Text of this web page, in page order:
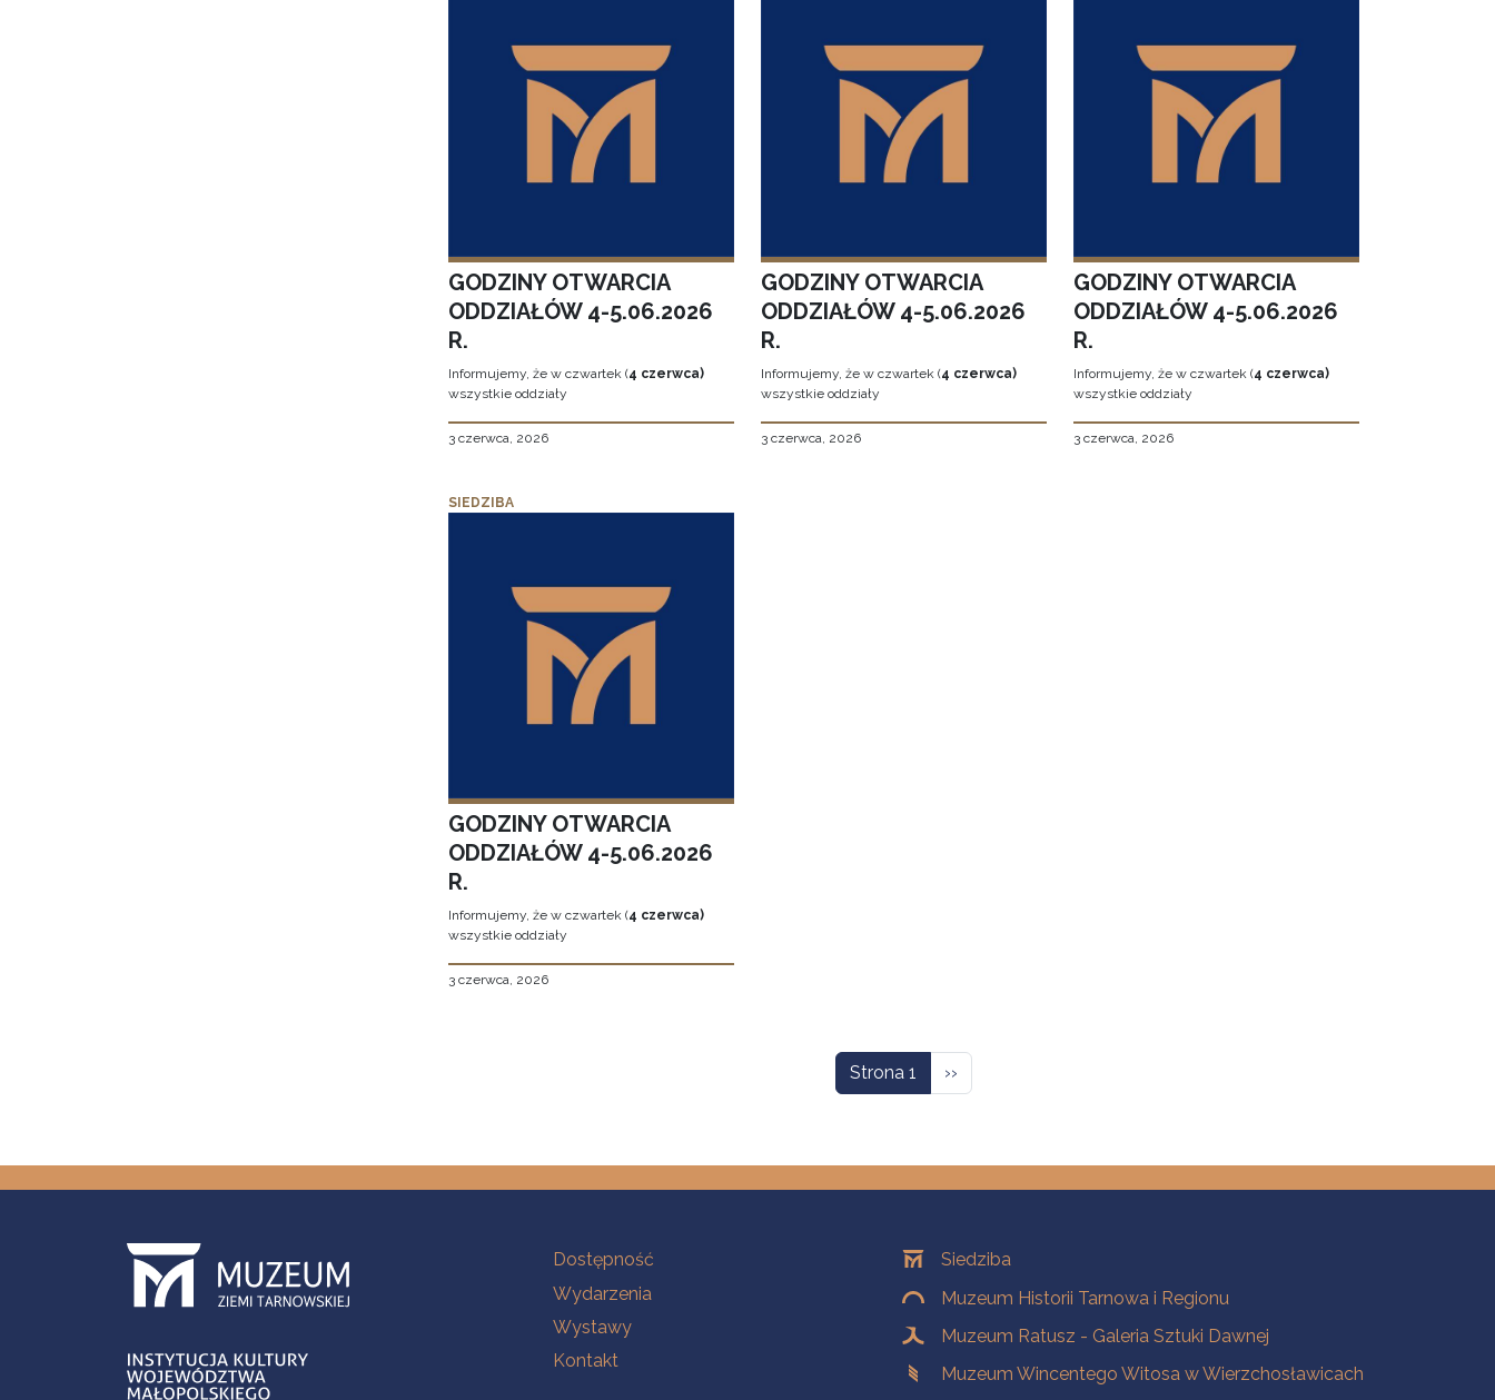
GODZINY OTWARCIA
ODDZIAŁÓW 4-5.06.2026
R.
Informujemy, że w czwartek (4 czerwca)
wszystkie oddziały
3 czerwca, 2026
GODZINY OTWARCIA
ODDZIAŁÓW 4-5.06.2026
R.
Informujemy, że w czwartek (4 czerwca)
wszystkie oddziały
3 czerwca, 2026
GODZINY OTWARCIA
ODDZIAŁÓW 4-5.06.2026
R.
Informujemy, że w czwartek (4 czerwca)
wszystkie oddziały
3 czerwca, 2026
SIEDZIBA
GODZINY OTWARCIA
ODDZIAŁÓW 4-5.06.2026
R.
Informujemy, że w czwartek (4 czerwca)
wszystkie oddziały
3 czerwca, 2026
Strona 1 Następna strona
››
Na skróty
Dostępność
Wydarzenia
Wystawy
Kontakt
OddziałySiedziba
Muzeum Historii Tarnowa i Regionu
Muzeum Ratusz - Galeria Sztuki Dawnej
Muzeum Wincentego Witosa w Wierzchosławicach